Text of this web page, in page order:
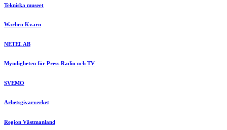
Tekniska museet
Warbro Kvarn
NETEL AB
Myndigheten för Press Radio och TV
SVEMO
Arbetsgivarverket
Region Västmanland